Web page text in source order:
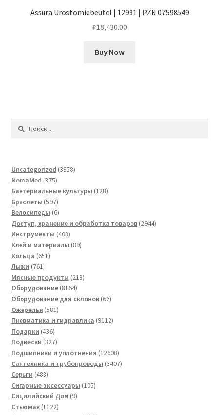
Assura Urostomiebeutel | 12991 | PZN 07598549
₽18,430.00
Buy Now
Найти:
Uncategorized 39583958
NomaMed 375375
товаров
Бактериальные культуры 128128
Браслеты 597597
товаров
Велосипеды 66
товаров
Доступ, хранение и обработка товаров 29442944
Инструменты 408408
товаров
Клей и материалы 8989
Кольца 651651
Лыжи 761761
товар
Мясные продукты 213213
Оборудование 81648164
товара
Оборудование для склонов 6666
Ожерелья 581581
товар
Пневматика и гидравлика 91129112
Подарки 436436
товаров
Подвески 327327
товаров
Подшипники и уплотнения 1260812608
товаров
Сантехника и трубопроводы 34073407
Серьги 488488
товаров
Сигарные аксессуары 105105
Сицилийский Дом 99
Стьюмак 11221122